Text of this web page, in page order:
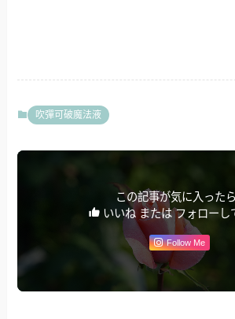
吹彈可破魔法液
この記事が気に入ったら
いいね または フォローし
Follow Me